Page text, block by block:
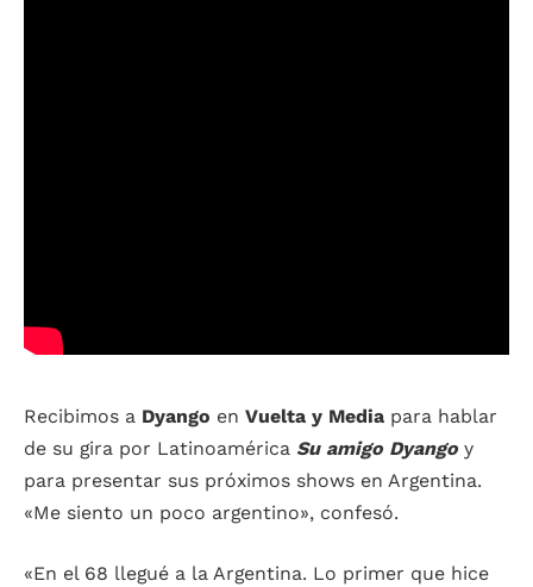
Recibimos a Dyango en Vuelta y Media para hablar
de su gira por Latinoamérica Su amigo Dyango y
para presentar sus próximos shows en Argentina.
«Me siento un poco argentino», confesó.
«En el 68 llegué a la Argentina. Lo primer que hice